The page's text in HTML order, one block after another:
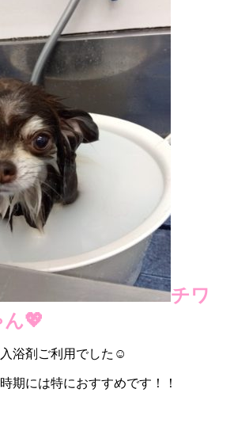
チワ
💖
浴剤ご利用でした☺
期には特におすすめです！！